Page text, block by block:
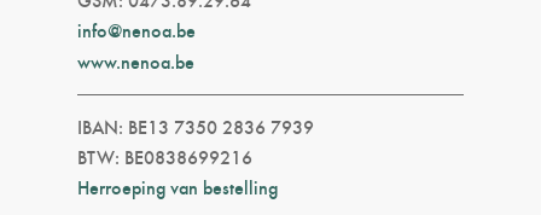
info@nenoa.be
www.nenoa.be
IBAN: BE13 7350 2836 7939
BTW: BE0838699216
Herroeping van bestelling